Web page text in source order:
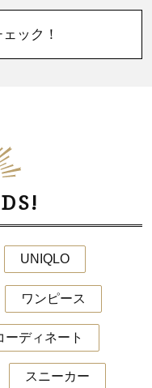
ック！
UNIQLO
ワンピース
ディネート
スニーカー